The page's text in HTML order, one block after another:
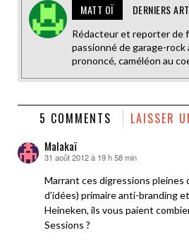
MATT OÏ DERNIERS
Rédacteur et reporter de
passionné de garage-rock
prononcé, caméléon au
5 COMMENTS LAISSER
Malakaï
dit :
31 août 2012 à 19 h 58 min
Marrant ces digressions pleines
d’idées) primaire anti-branding
Heineken, ils vous paient
Sessions ?